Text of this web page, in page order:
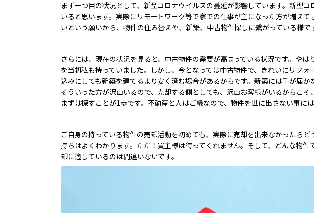
まず一つ目の状況として、新型コロナウイルスの蔓延が影響しています。新型
いると思います。実際にリモートワーク等で家での仕事が主になった方が増え
いという願いから、物件の住み替えや、新築、中古物件探しに繋がっている様で
さらには、現在の状況を見ると、中古物件の需要が高まっている状況です。や
を当初私も持っていました。しかし、今となっては中古物件で、きれいにリフ
込みにしても新築を建てるより安く済む場合があるからです。新築には手が届
そういった方が沢山いるので、売却する側としても、沢山お客様がいるからこ
まずは探すことが1歩です。不動産と人はご縁なので、物件を世に出さない事に
ご自身の持っている物件の売却活動を初めても、実際に売却を出来なかったら
持ちはよくわかります。ただ！買主様は待ってくれません。そして、どんな物
却に適しているのは間違いないです。